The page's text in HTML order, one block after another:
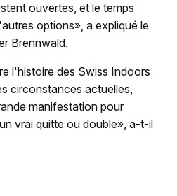
ouvertes, et le temps
options», a expliqué le
Brennwald.
l'histoire des Swiss Indoors
circonstances actuelles,
manifestation pour
vrai quitte ou double», a-t-il